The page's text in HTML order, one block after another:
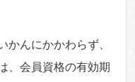
かんにかかわらず、
、会員資格の有効期